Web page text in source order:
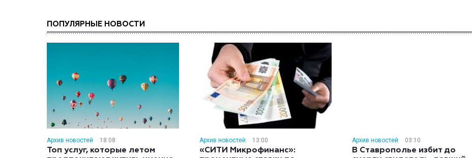
ПОПУЛЯРНЫЕ НОВОСТИ
Архив новостей 18:08
Топ услуг, которые летом
Архив новостей 13:00
«СИТИ Микрофинанс»:
Архив новостей 03:10
В Ставрополье избит до